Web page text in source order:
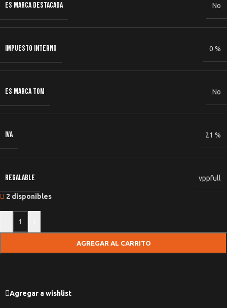
ES MARCA DESTACADA No
IMPUESTO INTERNO 0 %
ES MARCA TOM No
IVA 21 %
REGALABLE vppfull
2 disponibles
AGREGAR AL CARRITO
Agregar a wishlist